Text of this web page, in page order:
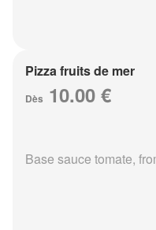
Pizza fruits de mer
Dès 10.00 €
Base sauce tomate,